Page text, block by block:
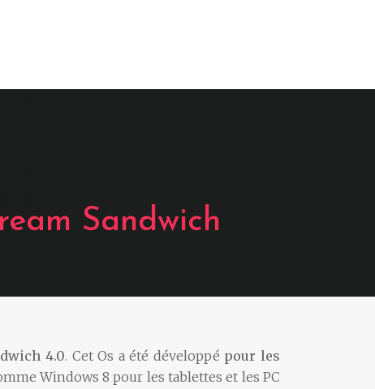
Sandwich
4.0. Cet Os a été développé pour les
Windows 8 pour les tablettes et les PC